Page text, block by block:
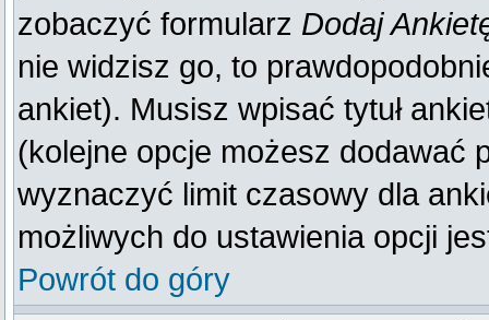
zobaczyć formularz Dodaj
nie widzisz go, to
ankiet). Musisz wpisać tytuł
(kolejne opcje możesz dodawać
wyznaczyć limit czasowy dla
możliwych do ustawienia opcji
Powrót do góry